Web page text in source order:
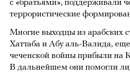
с «братьями», поддерживали
террористические
Многие выходцы из арабских
Хаттаба и Абу аль-Валида,
чеченской войны прибыли на
В дальнейшем они помогли